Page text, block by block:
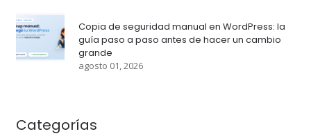
Copia de seguridad manual en WordPress: la
guía paso a paso antes de hacer un cambio
grande
agosto 01, 2026
Categorías